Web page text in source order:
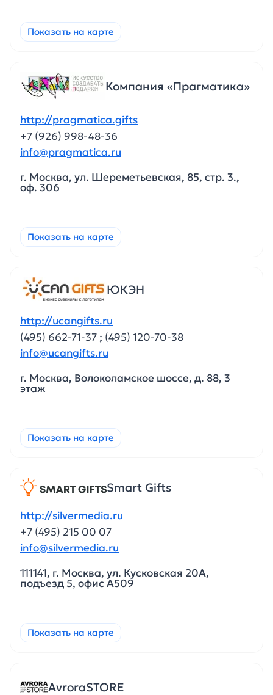
Показать на карте
Компания «Прагматика»
http://pragmatica.gifts
+7 (926) 998-48-36
info@pragmatica.ru
г. Москва, ул. Шереметьевская, 85, стр. 3.,
оф. 306
Показать на карте
ЮКЭН
http://ucangifts.ru
(495) 662-71-37 ; (495) 120-70-38
info@ucangifts.ru
г. Москва, Волоколамское шоссе, д. 88, 3
этаж
Показать на карте
Smart Gifts
http://silvermedia.ru
+7 (495) 215 00 07
info@silvermedia.ru
111141, г. Москва, ул. Кусковская 20А,
подъезд 5, офис А509
Показать на карте
AvroraSTORE